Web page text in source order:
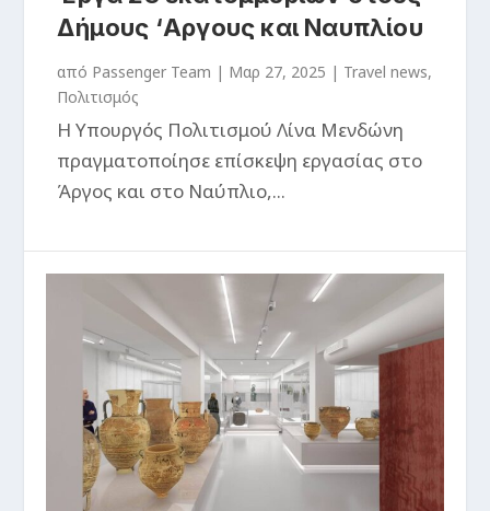
Δήμους ‘Αργους και Ναυπλίου
από Passenger Team | Μαρ 27, 2025 | Travel news,
Πολιτισμός
Η Υπουργός Πολιτισμού Λίνα Μενδώνη
πραγματοποίησε επίσκεψη εργασίας στο
Άργος και στο Ναύπλιο,...